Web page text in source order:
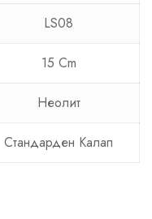
LS08
15 Cm
Неолит
Стандарден Калап